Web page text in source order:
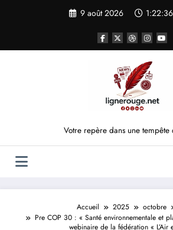
9 août 2026
Votre repère dans une tempête
Accueil 2025 octobre
Pre COP 30 : « Santé environnementale et
webinaire de la fédération « L’Air